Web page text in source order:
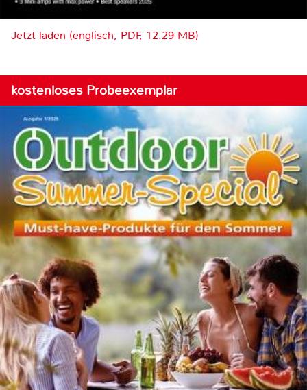
Jetzt laden (englisch, PDF, 12.29 MB)
kostenloses Probeexemplar